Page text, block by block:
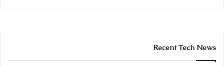
Recent Tech News